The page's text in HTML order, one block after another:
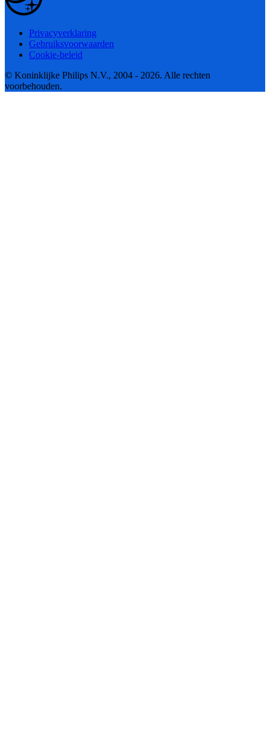
Privacyverklaring
Gebruiksvoorwaarden
Cookie-beleid
© Koninklijke Philips N.V., 2004 - 2026. Alle rechten
voorbehouden.